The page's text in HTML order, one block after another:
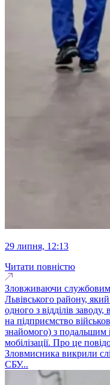
29 липня, 12:13
Читати повністю
Зловживаючи
Львівського району,
одного з відділів
на підприємство
знайомого) з
мобілізації. Про це
Зловмисника викрили
СБУ...